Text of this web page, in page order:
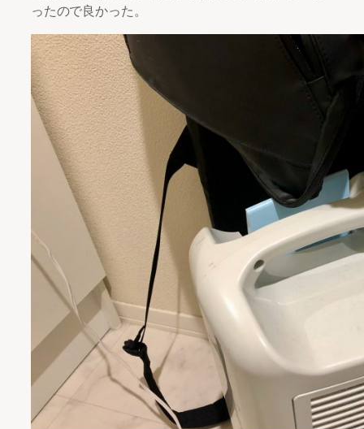
ったので良かった。